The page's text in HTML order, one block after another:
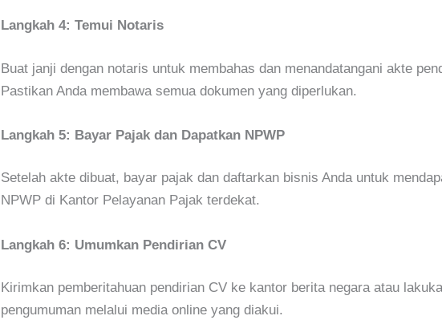
Langkah 4: Temui Notaris
Buat janji dengan notaris untuk membahas dan menandatangani akte
Pastikan Anda membawa semua dokumen yang diperlukan.
Langkah 5: Bayar Pajak dan Dapatkan NPWP
Setelah akte dibuat, bayar pajak dan daftarkan bisnis Anda untuk
NPWP di Kantor Pelayanan Pajak terdekat.
Langkah 6: Umumkan Pendirian CV
Kirimkan pemberitahuan pendirian CV ke kantor berita negara atau
pengumuman melalui media online yang diakui.